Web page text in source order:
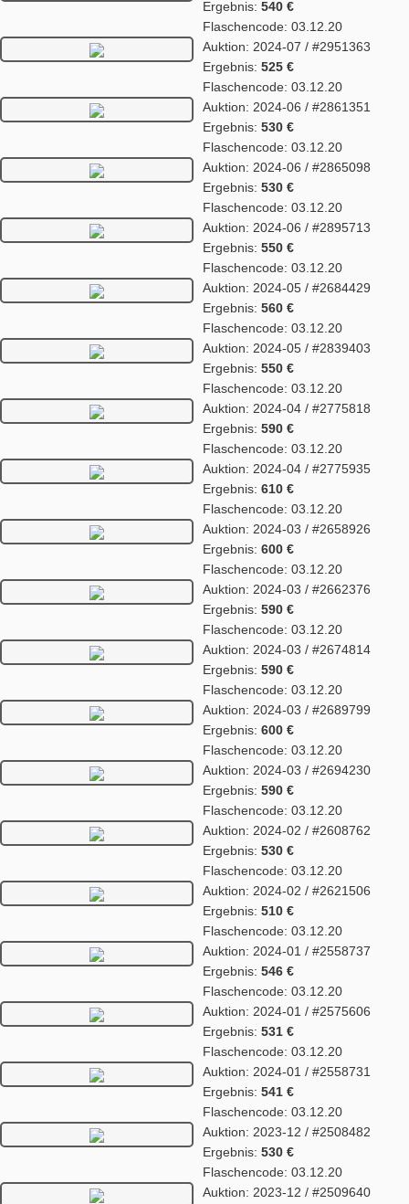
Ergebnis: 540 €
Flaschencode: 03.12.20
Auktion: 2024-07 / #2951363
Ergebnis: 525 €
Flaschencode: 03.12.20
Auktion: 2024-06 / #2861351
Ergebnis: 530 €
Flaschencode: 03.12.20
Auktion: 2024-06 / #2865098
Ergebnis: 530 €
Flaschencode: 03.12.20
Auktion: 2024-06 / #2895713
Ergebnis: 550 €
Flaschencode: 03.12.20
Auktion: 2024-05 / #2684429
Ergebnis: 560 €
Flaschencode: 03.12.20
Auktion: 2024-05 / #2839403
Ergebnis: 550 €
Flaschencode: 03.12.20
Auktion: 2024-04 / #2775818
Ergebnis: 590 €
Flaschencode: 03.12.20
Auktion: 2024-04 / #2775935
Ergebnis: 610 €
Flaschencode: 03.12.20
Auktion: 2024-03 / #2658926
Ergebnis: 600 €
Flaschencode: 03.12.20
Auktion: 2024-03 / #2662376
Ergebnis: 590 €
Flaschencode: 03.12.20
Auktion: 2024-03 / #2674814
Ergebnis: 590 €
Flaschencode: 03.12.20
Auktion: 2024-03 / #2689799
Ergebnis: 600 €
Flaschencode: 03.12.20
Auktion: 2024-03 / #2694230
Ergebnis: 590 €
Flaschencode: 03.12.20
Auktion: 2024-02 / #2608762
Ergebnis: 530 €
Flaschencode: 03.12.20
Auktion: 2024-02 / #2621506
Ergebnis: 510 €
Flaschencode: 03.12.20
Auktion: 2024-01 / #2558737
Ergebnis: 546 €
Flaschencode: 03.12.20
Auktion: 2024-01 / #2575606
Ergebnis: 531 €
Flaschencode: 03.12.20
Auktion: 2024-01 / #2558731
Ergebnis: 541 €
Flaschencode: 03.12.20
Auktion: 2023-12 / #2508482
Ergebnis: 530 €
Flaschencode: 03.12.20
Auktion: 2023-12 / #2509640